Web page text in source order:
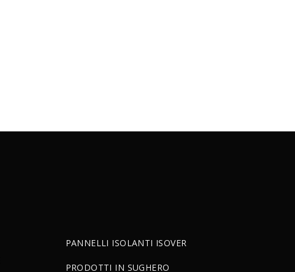
PANNELLI ISOLANTI ISOVER
PRODOTTI IN SUGHERO